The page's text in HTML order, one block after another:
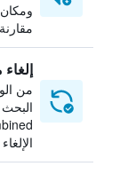
من